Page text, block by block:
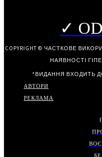
✓
COPYRIGHT © ЧАСТКОВЕ
НАЯВНОСТІ
*ВИДАННЯ ВХОДИТЬ
АВТОРИ
РЕКЛАМА